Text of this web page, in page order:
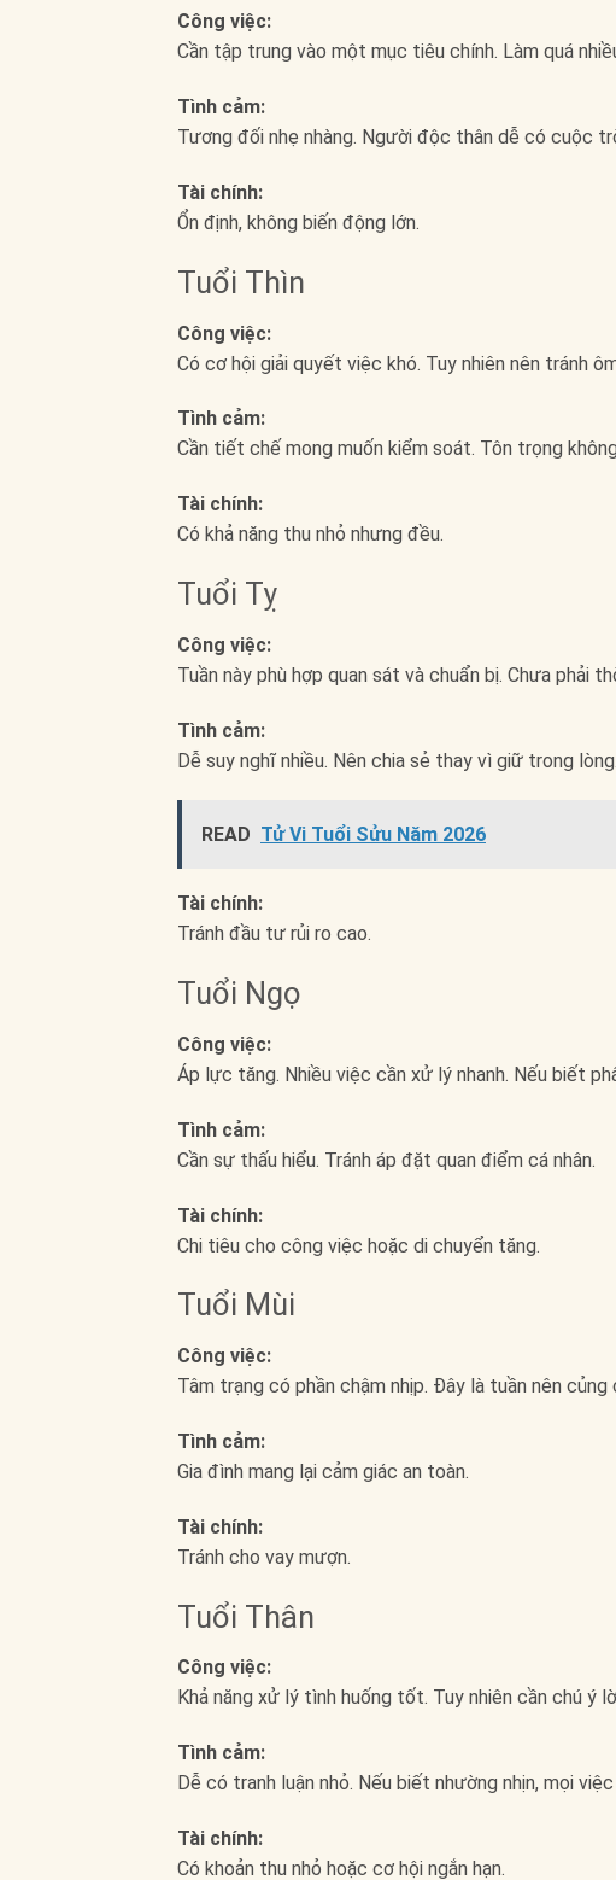
Công việc:
Cần tập trung vào một mục tiêu chính. Làm quá
Tình cảm:
Tương đối nhẹ nhàng. Người độc thân dễ có cuộc
Tài chính:
Ổn định, không biến động lớn.
Tuổi Thìn
Công việc:
Có cơ hội giải quyết việc khó. Tuy nhiên nên tránh
Tình cảm:
Cần tiết chế mong muốn kiểm soát. Tôn trọng
Tài chính:
Có khả năng thu nhỏ nhưng đều.
Tuổi Tỵ
Công việc:
Tuần này phù hợp quan sát và chuẩn bị. Chưa phải
Tình cảm:
Dễ suy nghĩ nhiều. Nên chia sẻ thay vì giữ trong lòng.
READ Tử Vi Tuổi Sửu Năm 2026
Tài chính:
Tránh đầu tư rủi ro cao.
Tuổi Ngọ
Công việc:
Áp lực tăng. Nhiều việc cần xử lý nhanh. Nếu biết
Tình cảm:
Cần sự thấu hiểu. Tránh áp đặt quan điểm cá nhân.
Tài chính:
Chi tiêu cho công việc hoặc di chuyển tăng.
Tuổi Mùi
Công việc:
Tâm trạng có phần chậm nhịp. Đây là tuần nên
Tình cảm:
Gia đình mang lại cảm giác an toàn.
Tài chính:
Tránh cho vay mượn.
Tuổi Thân
Công việc:
Khả năng xử lý tình huống tốt. Tuy nhiên cần chú ý
Tình cảm:
Dễ có tranh luận nhỏ. Nếu biết nhường nhịn, mọi việc
Tài chính:
Có khoản thu nhỏ hoặc cơ hội ngắn hạn.